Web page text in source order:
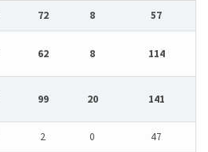
72 8 57
62 8 114
99 20 141
2 0
47